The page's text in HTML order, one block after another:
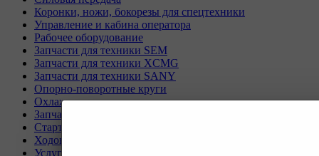
Коронки, ножи, бокорезы для спецтехники
Управление и кабина оператора
Рабочее оборудование
Запчасти для техники SEM
Запчасти для техники XCMG
Запчасти для техники SANY
Опорно-поворотные круги
Охлаждающая система
Запчасти для буровых станков KAISHAN
Стартеры и генераторы разное
Ходовая часть для Liebherr
Услуги